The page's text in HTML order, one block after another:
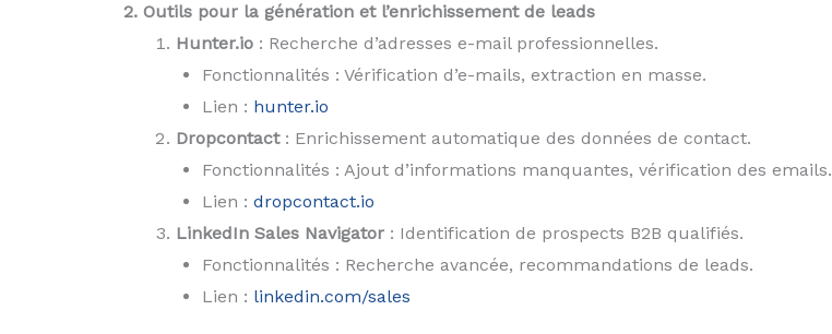
2. Outils pour la génération et l’enrichissement de leads
Hunter.io: Recherche d’adresses e-mail professionnelles.
Fonctionnalités : Vérification d’e-mails, extraction en masse.
Lien : hunter.io
Dropcontact: Enrichissement automatique des données de contact.
Fonctionnalités : Ajout d’informations manquantes, vérification des emails.
Lien : dropcontact.io
LinkedIn Sales Navigator: Identification de prospects B2B qualifiés.
Fonctionnalités : Recherche avancée, recommandations de leads.
Lien : linkedin.com/sales